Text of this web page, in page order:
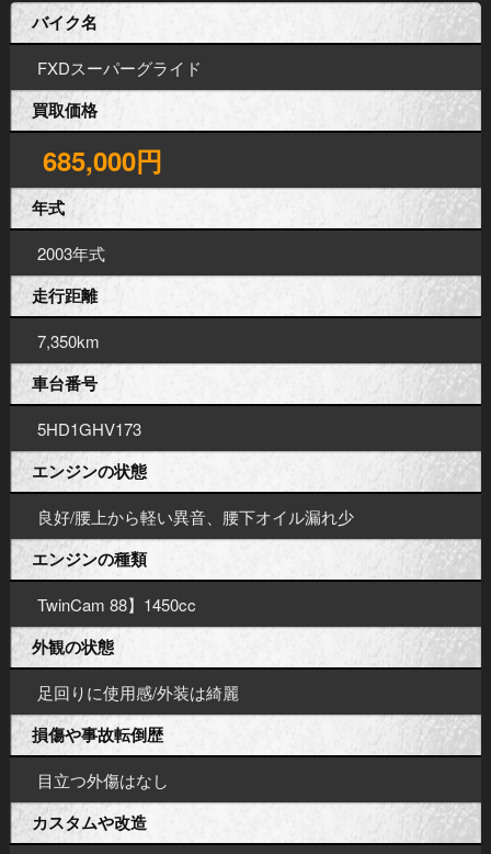
バイク名
FXDスーパーグライド
買取価格
685,000円
年式
2003年式
走行距離
7,350km
車台番号
5HD1GHV173
エンジンの状態
良好/腰上から軽い異音、腰下オイル漏れ少
エンジンの種類
TwinCam 88】1450cc
外観の状態
足回りに使用感/外装は綺麗
損傷や事故転倒歴
目立つ外傷はなし
カスタムや改造